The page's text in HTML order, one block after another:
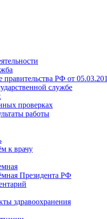
правительства РФ от
службе
проверках
работы
к врачу
Президента РФ
здравоохранения